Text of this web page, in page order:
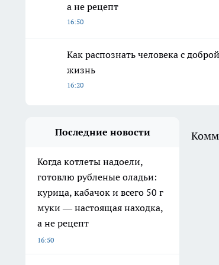
а не рецепт
16:50
Как распознать человека с
жизнь
16:20
Последние новости
Когда котлеты надоели,
готовлю рубленые оладьи:
курица, кабачок и всего 50 г
муки — настоящая находка,
а не рецепт
16:50